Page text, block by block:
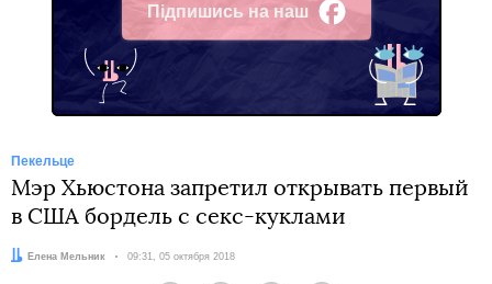
Підпишись на наш
Facebook
Пекельце
Мэр Хьюстона запретил открывать первый
в США бордель с секс-куклами
Автор:Елена Мельник Дата:
09:31, 05 октября 2018